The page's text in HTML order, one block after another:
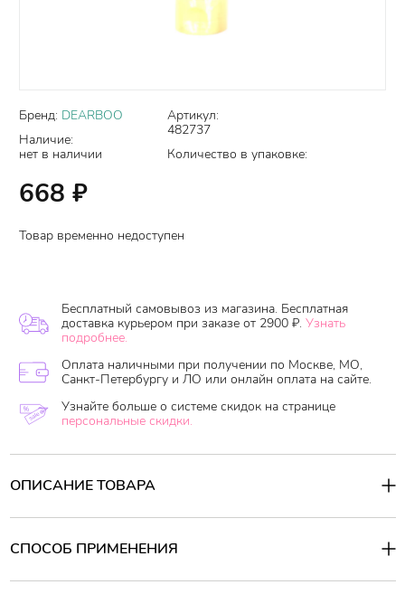
Бренд: DEARBOO
Наличие:
нет в наличии
Артикул:
482737
Количество в упаковке:
668 ₽
Товар временно недоступен
Бесплатный самовывоз из магазина. Бесплатная
доставка курьером при заказе от 2900 ₽. Узнать
подробнее.
Оплата наличными при получении по Москве, МО,
Санкт-Петербургу и ЛО или онлайн оплата на сайте.
Узнайте больше о системе скидок на странице
персональные скидки.
ОПИСАНИЕ ТОВАРА
Пенка для лица очищающая ежедневная с алоэ вера Aloe
излишки кожного сала, глубоко очистит поры от накопленных
шлаков и токсинов, смягчит и разгладит кожу без
увлажняющее действие. Кожа после умывания не испытывает
СПОСОБ ПРИМЕНЕНИЯ
Способ применения: